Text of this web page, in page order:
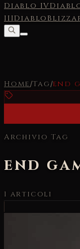
Diablo IV
IIIDiablo
Home/Tag /end
Archivio Tag
end
1 articoli